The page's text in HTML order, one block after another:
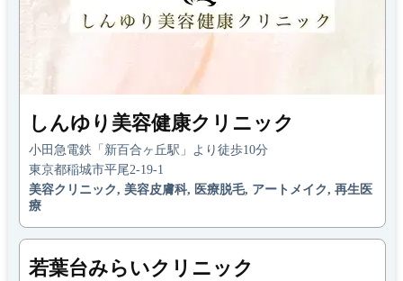
しんゆり美容健康クリニック
小田急電鉄「新百合ヶ丘駅」より徒歩10分
東京都稲城市平尾2-19-1
美容クリニック, 美容皮膚科, 医療脱毛, アートメイク, 再生医
療
若葉台みらいクリニック